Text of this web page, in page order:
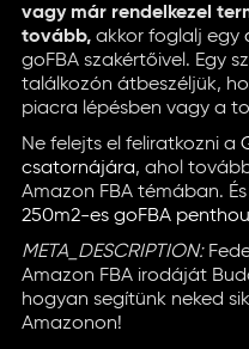
vagy már rendelkezel
tovább, akkor foglalj egy
goFBA szakértőivel. Egy
találkozón átbeszéljük,
piacra lépésben vagy a
Ne felejts el feliratkozni a
csatornájára, ahol
Amazon FBA témában.
250m2-es goFBA
META_DESCRIPTION:
Amazon FBA irodáját
hogyan segítünk neked
Amazonon!